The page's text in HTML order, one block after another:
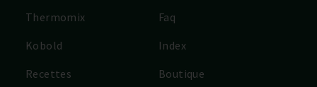
Thermomix
Kobold
Recettes
Faq
Index
Boutique